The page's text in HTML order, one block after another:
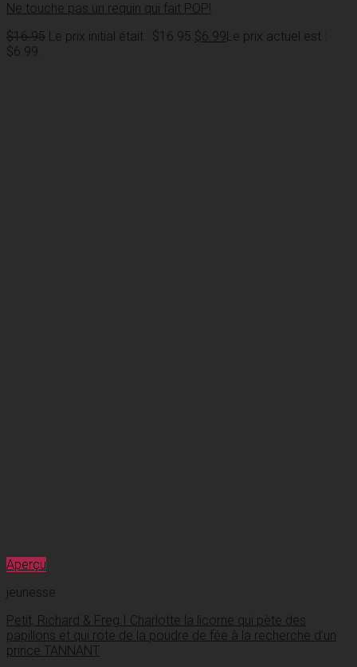
Ne touche pas un requin qui fait POP!
$16.95 Le prix initial était : $16.95. $6.99Le prix actuel est :
$6.99.
Aperçu
jeunesse
Petit, Richard & Freg I Charlotte la licorne qui pète des
papillons et qui rote de la poudre de fée à la recherche d’un
prince TANNANT